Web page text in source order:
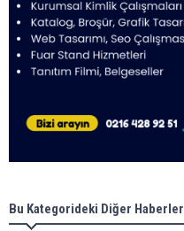
Bu Kategorideki Diğer Haberler